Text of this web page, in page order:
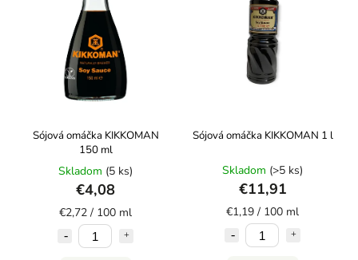
Abecedne
Sójová omáčka KIKKOMAN
150 ml
Skladom (5 ks)
€4,08
€2,72 / 100 ml
Sójová omáčka KIKKOMAN 1 l
Skladom (>5 ks)
€11,91
€1,19 / 100 ml